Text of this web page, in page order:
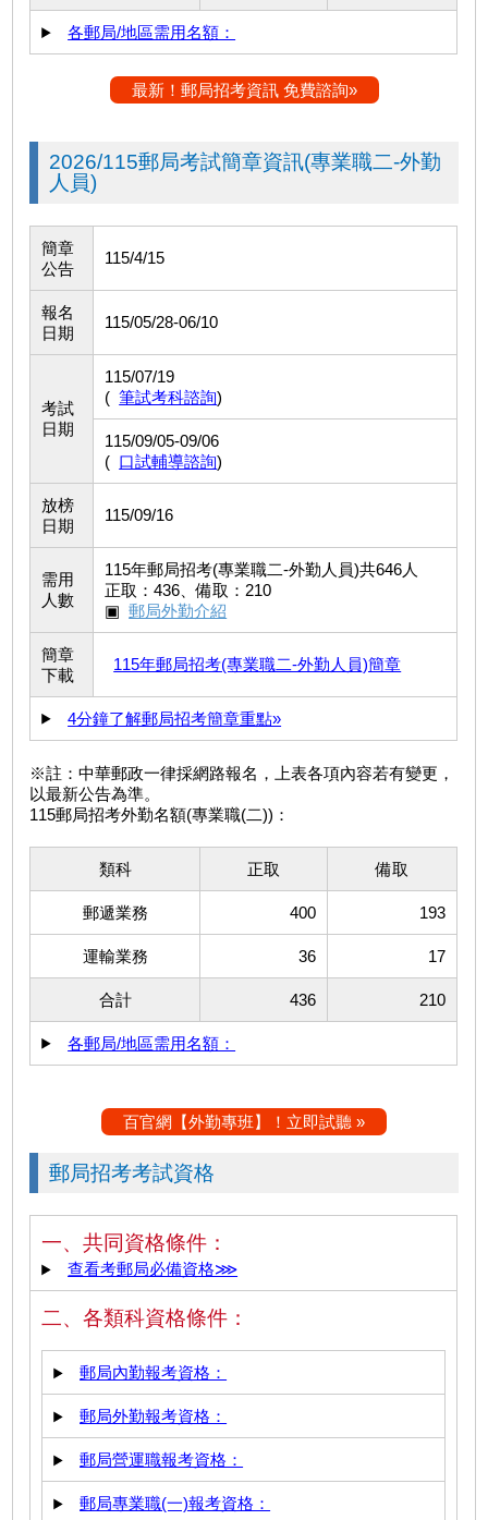
各郵局/地區需用名額：
最新！郵局招考資訊 免費諮詢»
2026/115郵局考試簡章資訊(專業職二-外勤
人員)
簡章
公告
115/4/15
報名
日期
115/05/28-06/10
考試
日期
115/07/19
( 筆試考科諮詢)
115/09/05-09/06
( 口試輔導諮詢)
放榜
日期
115/09/16
需用
人數
115年郵局招考(專業職二-外勤人員)共646人
正取：436、備取：210
▣ 郵局外勤介紹
簡章
下載
115年郵局招考(專業職二-外勤人員)簡章
4分鐘了解郵局招考簡章重點»
※註：中華郵政一律採網路報名，上表各項內容若有變更，
以最新公告為準。
115郵局招考外勤名額(專業職(二))：
類科 正取 備取
郵遞業務 400 193
運輸業務 36 17
合計 436 210
各郵局/地區需用名額：
百官網【外勤專班】！立即試聽 »
郵局招考考試資格
一、共同資格條件：
查看考郵局必備資格⋙
二、各類科資格條件：
郵局內勤報考資格：
郵局外勤報考資格：
郵局營運職報考資格：
郵局專業職(一)報考資格：